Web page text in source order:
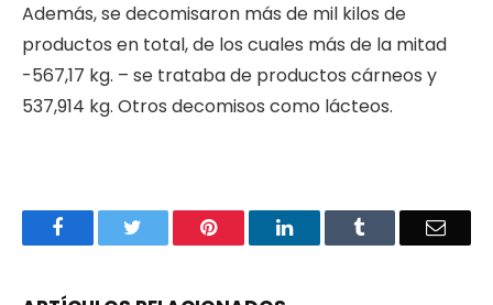
Además, se decomisaron más de mil kilos de
productos en total, de los cuales más de la mitad
-567,17 kg. – se trataba de productos cárneos y
537,914 kg. Otros decomisos como lácteos.
Facebook Pinterest LinkedIn Email